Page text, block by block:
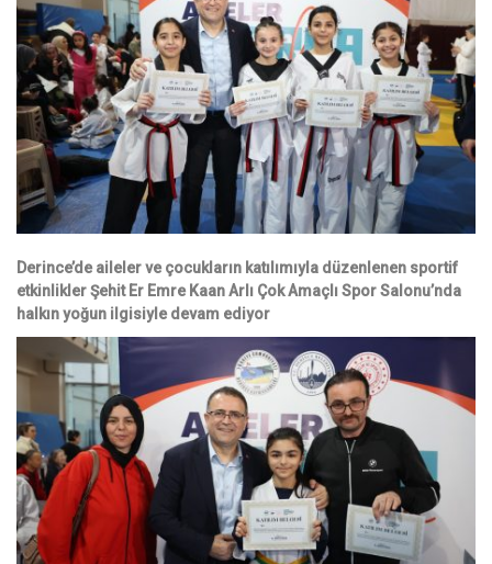
Derince’de aileler ve çocukların katılımıyla düzenlenen sportif
etkinlikler Şehit Er Emre Kaan Arlı Çok Amaçlı Spor Salonu’nda
halkın yoğun ilgisiyle devam ediyor